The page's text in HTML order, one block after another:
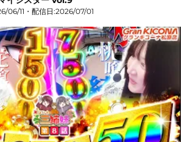
06/11・配信日:2026/07/01